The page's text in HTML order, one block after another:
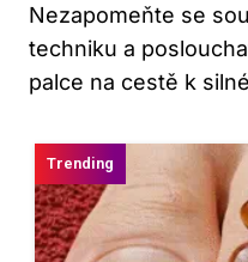
Nezapomeňte se
techniku a
palce na cestě k